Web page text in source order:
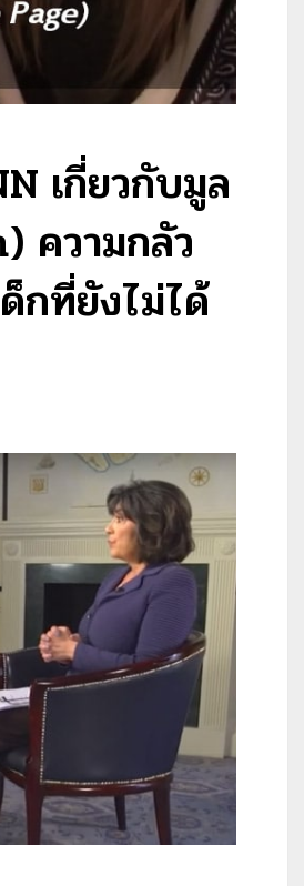
เกี่ยวกับมูล
ความกลัว
กที่ยังไม่ได้